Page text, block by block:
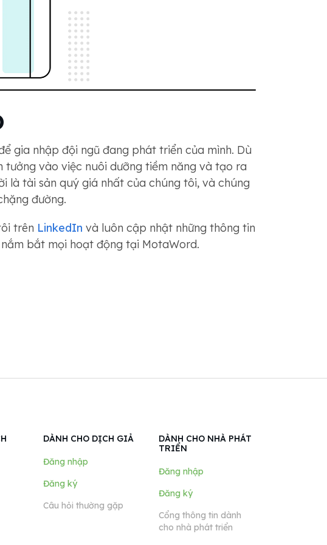
gia nhập đội ngũ đang phát triển của mình. Dù
vào việc nuôi dưỡng tiềm năng và tạo ra
là tài sản quý giá nhất của chúng tôi, và chúng
đường.
trên LinkedIn và luôn cập nhật những thông tin
bắt mọi hoạt động tại MotaWord.
DÀNH CHO DỊCH GIẢ
Đăng nhập
Đăng ký
Câu hỏi thường gặp
DÀNH CHO NHÀ PHÁT
TRIỂN
Đăng nhập
Đăng ký
Cổng thông tin dành
cho nhà phát triển